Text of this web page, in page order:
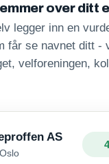
over ditt
legger inn en
får se navnet ditt -
velforeningen,
AS